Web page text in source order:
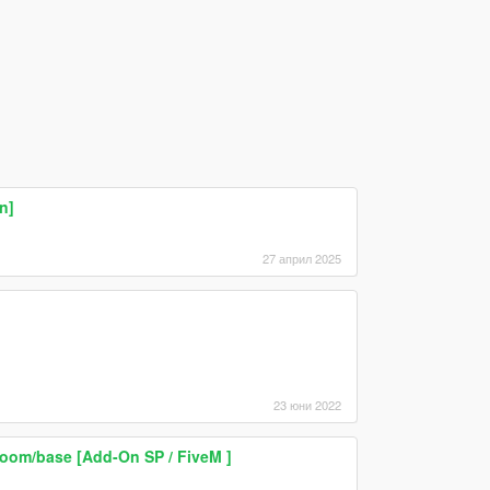
27 април 2025
23 юни 2022
base [Add-On SP / FiveM ]